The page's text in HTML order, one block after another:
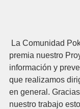
premia nuestro
información y
que realizamos
en general.
nuestro trabajo